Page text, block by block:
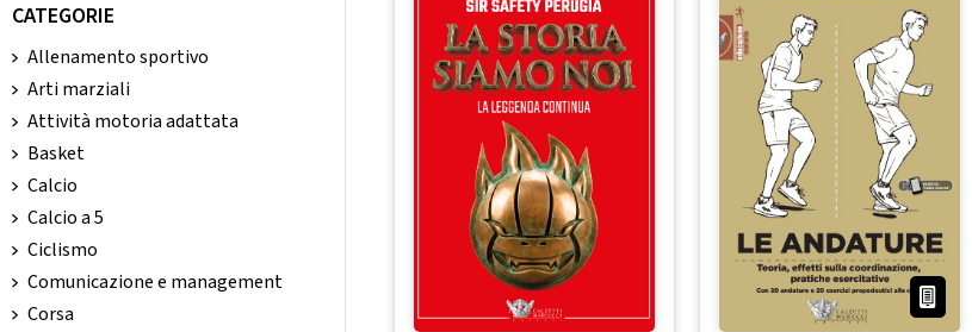
CATEGORIE
Allenamento sportivo
Arti marziali
Attività motoria adattata
Basket
Calcio
Calcio a 5
Ciclismo
Comunicazione e management
Corsa